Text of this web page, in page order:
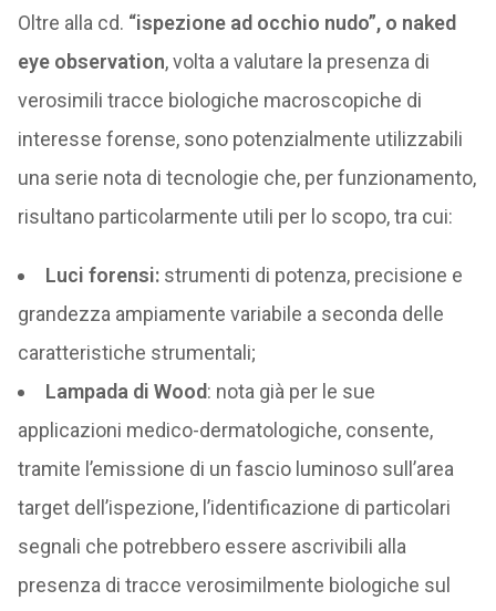
Oltre alla cd. “ispezione ad occhio nudo”, o naked
eye observation, volta a valutare la presenza di
verosimili tracce biologiche macroscopiche di
interesse forense, sono potenzialmente utilizzabili
una serie nota di tecnologie che, per funzionamento,
risultano particolarmente utili per lo scopo, tra cui:
Luci forensi:strumenti di potenza, precisione e
grandezza ampiamente variabile a seconda delle
caratteristiche strumentali;
Lampada di Wood: nota già per le sue
applicazioni medico-dermatologiche, consente,
tramite l’emissione di un fascio luminoso sull’area
target dell’ispezione, l’identificazione di particolari
segnali che potrebbero essere ascrivibili alla
presenza di tracce verosimilmente biologiche sul